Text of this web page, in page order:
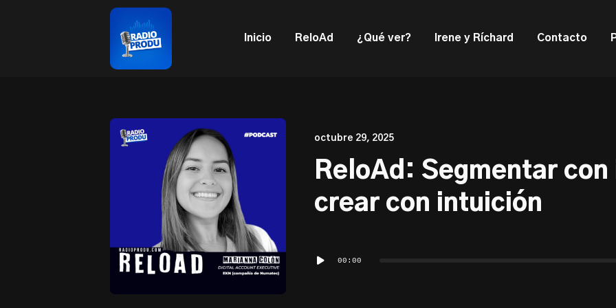
Inicio ReloAd ¿Qué ver? Irene y Ríchard Contacto
This is a placeholder for your sticky navigation bar. It should not be visible.
octubre 29, 2025
ReloAd: Segmentar
crear con intuición
de
00:00